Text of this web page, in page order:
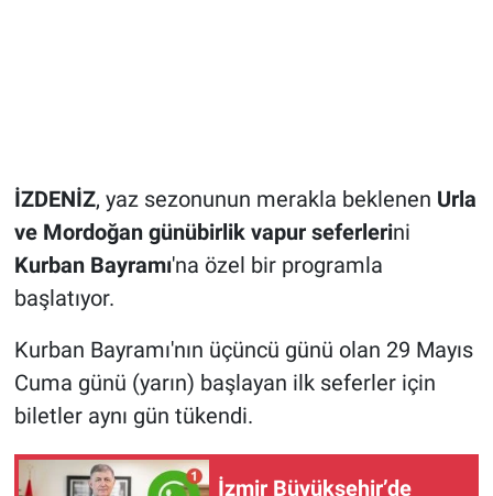
İZDENİZ, yaz sezonunun merakla beklenen Urla
ve Mordoğan günübirlik vapur seferlerini
Kurban Bayramı'na özel bir programla
başlatıyor.
Kurban Bayramı'nın üçüncü günü olan 29 Mayıs
Cuma günü (yarın) başlayan ilk seferler için
biletler aynı gün tükendi.
İzmir Büyükşehir’de